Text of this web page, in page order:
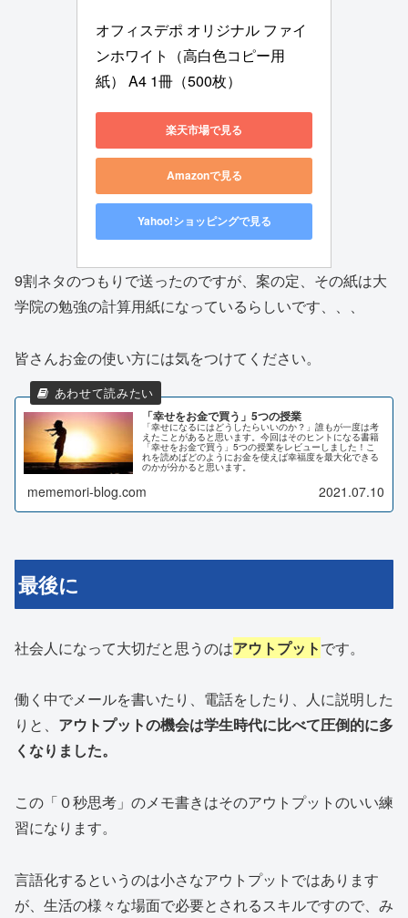
オフィスデポ オリジナル ファイ
ンホワイト（高白色コピー用
紙） A4 1冊（500枚）
楽天市場で見る
Amazonで見る
Yahoo!ショッピングで見る
9割ネタのつもりで送ったのですが、案の定、その紙は大
学院の勉強の計算用紙になっているらしいです、、、
皆さんお金の使い方には気をつけてください。
「幸せをお金で買う」5つの授業
「幸せになるにはどうしたらいいのか？」誰もが一度は考
えたことがあると思います。今回はそのヒントになる書籍
「幸せをお金で買う」5つの授業をレビューしました！こ
れを読めばどのようにお金を使えば幸福度を最大化できる
のかが分かると思います。
mememori-blog.com 2021.07.10
最後に
社会人になって大切だと思うのはアウトプットです。
働く中でメールを書いたり、電話をしたり、人に説明した
りと、 アウトプットの機会は学生時代に比べて圧倒的に多
くなりました。
この「０秒思考」のメモ書きはそのアウトプットのいい練
習になります。
言語化するというのは小さなアウトプットではあります
が、生活の様々な場面で必要とされるスキルですので、み